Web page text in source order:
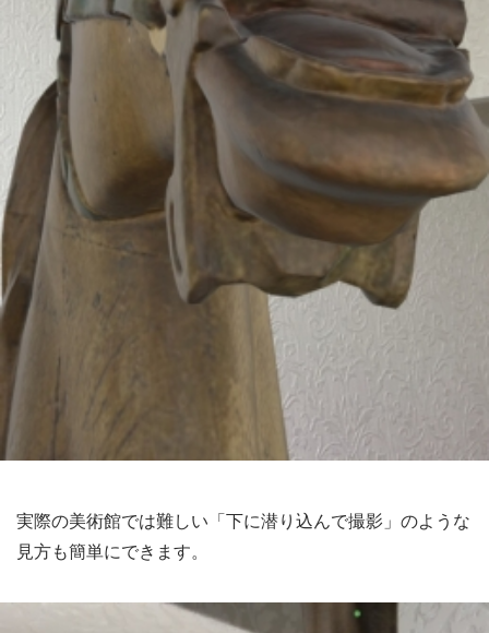
実際の美術館では難しい「下に潜り込んで撮影」のような
見方も簡単にできます。